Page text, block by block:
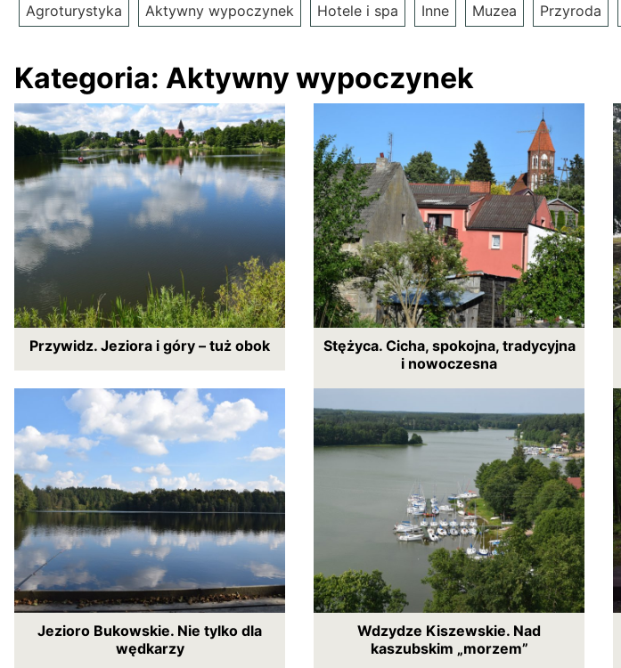
Agroturystyka Aktywny wypoczynek Hotele i spa Inne Muzea Przyroda
Kategoria: Aktywny wypoczynek
Przywidz. Jeziora i góry – tuż obok
Stężyca. Cicha, spokojna, tradycyjna
i nowoczesna
Jezioro Bukowskie. Nie tylko dla
wędkarzy
Wdzydze Kiszewskie. Nad
kaszubskim „morzem”